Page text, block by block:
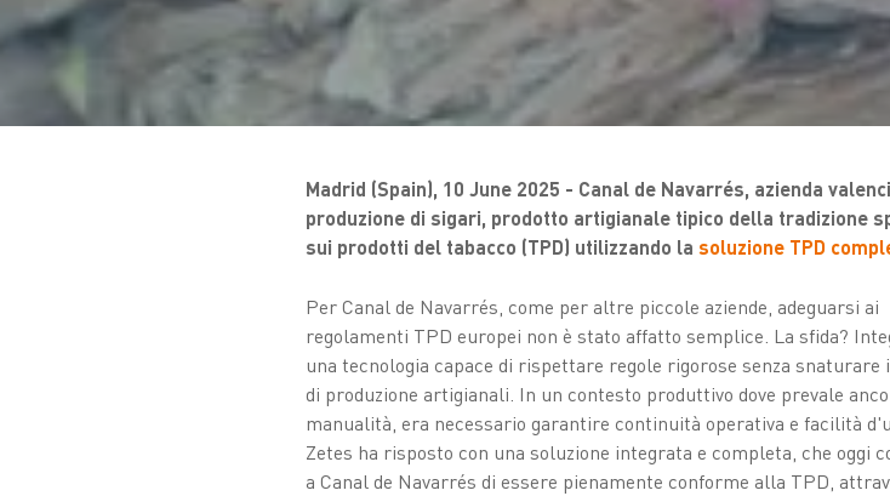
Madrid (Spain), 10 June 2025 - Canal de Navarrés, azienda
produzione di sigari, prodotto artigianale tipico della tradizione
sui prodotti del tabacco (TPD) utilizzando la soluzione TPD
Per Canal de Navarrés, come per altre piccole aziende, adeguarsi ai
regolamenti TPD europei non è stato affatto semplice. La sfida?
una tecnologia capace di rispettare regole rigorose senza snaturare
di produzione artigianali. In un contesto produttivo dove prevale
manualità, era necessario garantire continuità operativa e facilità
Zetes ha risposto con una soluzione integrata e completa, che oggi
a Canal de Navarrés di essere pienamente conforme alla TPD,